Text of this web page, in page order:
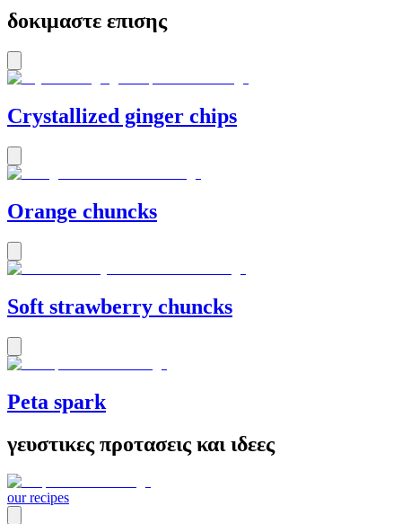
δοκιμαστε επισης
Crystallized ginger chips
Orange chuncks
Soft strawberry chuncks
Peta spark
γευστικες προτασεις και ιδεες
our recipes